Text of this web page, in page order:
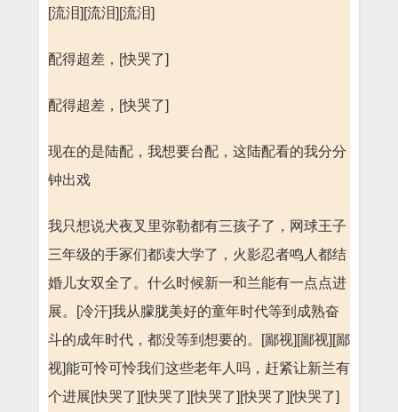
[流泪][流泪][流泪]
配得超差，[快哭了]
配得超差，[快哭了]
现在的是陆配，我想要台配，这陆配看的我分分
钟出戏
我只想说犬夜叉里弥勒都有三孩子了，网球王子
三年级的手冢们都读大学了，火影忍者鸣人都结
婚儿女双全了。什么时候新一和兰能有一点点进
展。[冷汗]我从朦胧美好的童年时代等到成熟奋
斗的成年时代，都没等到想要的。[鄙视][鄙视][鄙
视]能可怜可怜我们这些老年人吗，赶紧让新兰有
个进展[快哭了][快哭了][快哭了][快哭了][快哭了]